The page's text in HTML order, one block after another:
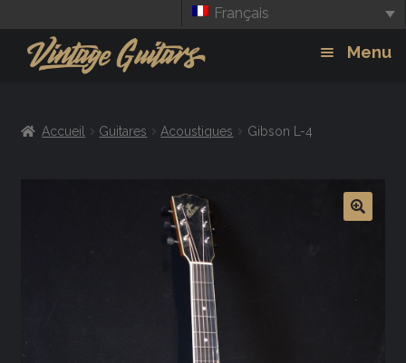
Français
Menu
Amplis
Accueil Guitares Acoustiques Gibson L-4